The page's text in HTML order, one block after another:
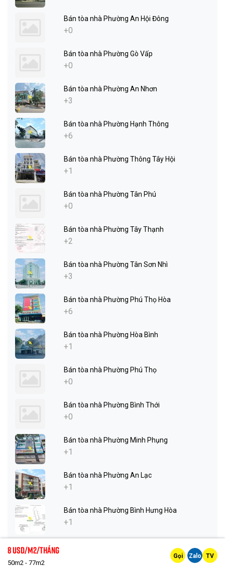
Bán tòa nhà Phường An Hội Đông
+0
Bán tòa nhà Phường Gò Vấp
+0
Bán tòa nhà Phường An Nhơn
+3
Bán tòa nhà Phường Hạnh Thông
+6
Bán tòa nhà Phường Thông Tây Hội
+1
Bán tòa nhà Phường Tân Phú
+0
Bán tòa nhà Phường Tây Thạnh
+2
Bán tòa nhà Phường Tân Sơn Nhì
+3
Bán tòa nhà Phường Phú Thọ Hòa
+6
Bán tòa nhà Phường Hòa Bình
+1
Bán tòa nhà Phường Phú Thọ
+0
Bán tòa nhà Phường Bình Thới
+0
Bán tòa nhà Phường Minh Phụng
+1
Bán tòa nhà Phường An Lạc
+1
Bán tòa nhà Phường Bình Hưng Hòa
+1
Cho thuê nhà
8 Usd/m2/tháng
50m2 - 77m2
Gọi Zalo TV